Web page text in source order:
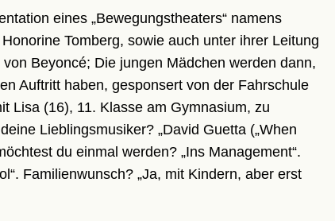
eines „Bewegungstheaters“ namens
Tomberg, sowie auch unter ihrer Leitung
Beyoncé; Die jungen Mädchen werden dann,
Auftritt haben, gesponsert von der Fahrschule
Lisa (16), 11. Klasse am Gymnasium, zu
Lieblingsmusiker? „David Guetta („When
du einmal werden? „Ins Management“.
Familienwunsch? „Ja, mit Kindern, aber erst